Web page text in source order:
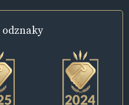
odznaky